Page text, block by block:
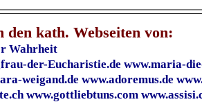
den kath. Webseiten von:
Wahrheit
der-Eucharistie.de www.maria-
weigand.de www.adoremus.de
www.gottliebtuns.com